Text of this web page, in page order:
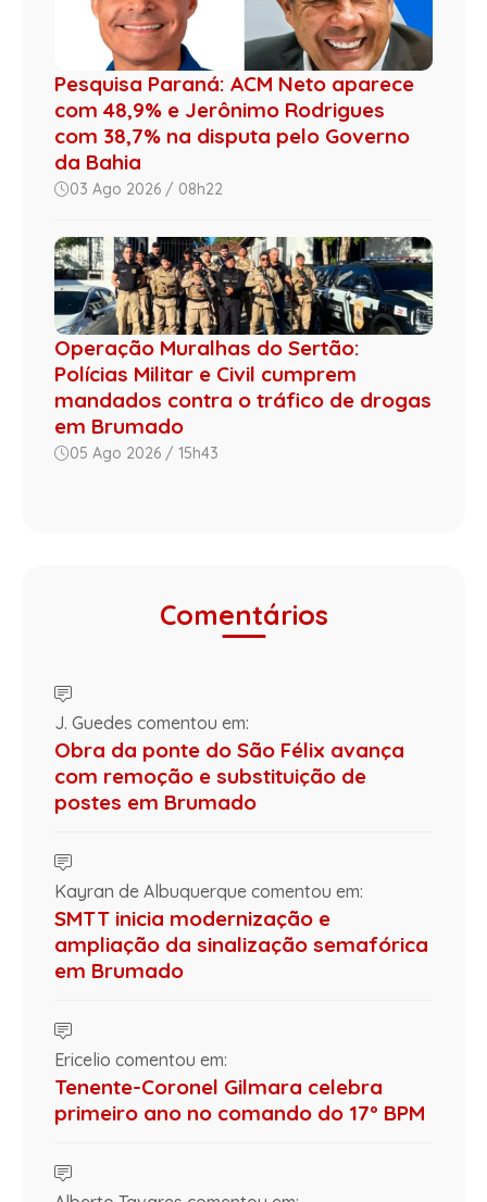
Pesquisa Paraná: ACM Neto aparece
com 48,9% e Jerônimo Rodrigues
com 38,7% na disputa pelo Governo
da Bahia
03 Ago 2026 / 08h22
Operação Muralhas do Sertão:
Polícias Militar e Civil cumprem
mandados contra o tráfico de drogas
em Brumado
05 Ago 2026 / 15h43
Comentários
J. Guedes comentou em:
Obra da ponte do São Félix avança
com remoção e substituição de
postes em Brumado
Kayran de Albuquerque comentou em:
SMTT inicia modernização e
ampliação da sinalização semafórica
em Brumado
Ericelio comentou em:
Tenente-Coronel Gilmara celebra
primeiro ano no comando do 17º BPM